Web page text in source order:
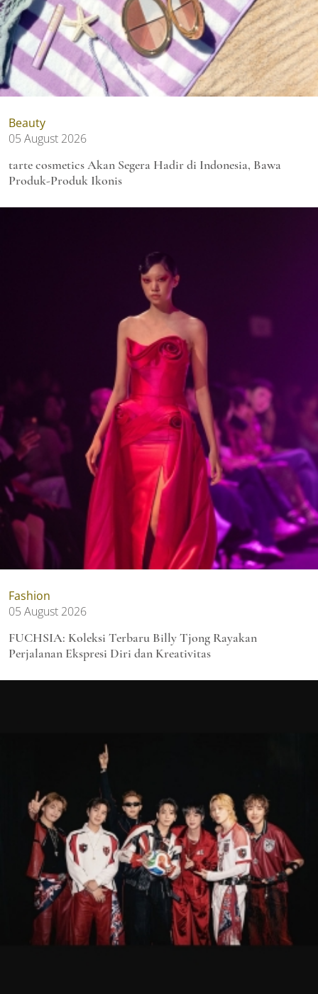
Beauty
05 August 2026
tarte cosmetics Akan Segera Hadir di Indonesia, Bawa
Produk-Produk Ikonis
Fashion
05 August 2026
FUCHSIA: Koleksi Terbaru Billy Tjong Rayakan
Perjalanan Ekspresi Diri dan Kreativitas